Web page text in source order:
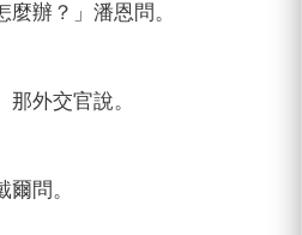
麼辦？」潘恩問。
那外交官說。
爾問。